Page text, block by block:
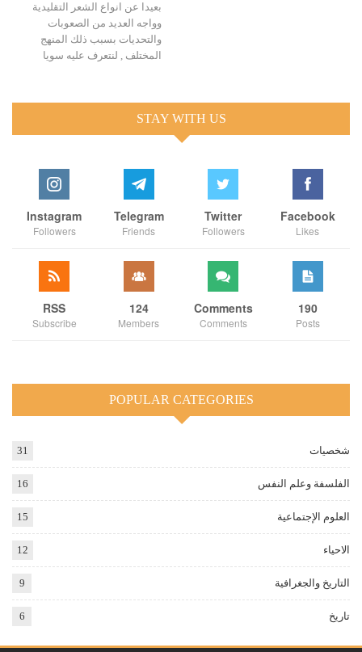
بعيدا عن انواع الشعر التقليدية
وواجه العديد من الصعوبات
والتحديات بسبب ذلك المنهج
المختلف , لنتعرف عليه سويا
STAY WITH US
Facebook
Likes
Twitter
Followers
Telegram
Friends
Instagram
Followers
190
Posts
Comments
Comments
124
Members
RSS
Subscribe
POPULAR CATEGORIES
شخصيات 31
الفلسفة وعلم النفس 16
العلوم الإجتماعية 15
الاحياء 12
التاريخ والجغرافية 9
تاريخ 6